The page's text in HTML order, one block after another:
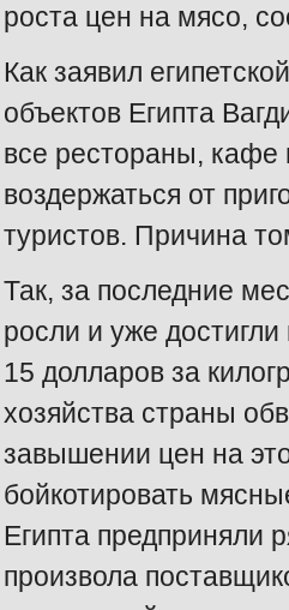
роста цен на мясо,
Как заявил
объектов Египта
все рестораны, кафе
воздержаться от
туристов. Причина
Так, за последние
росли и уже
15 долларов за
хозяйства страны
завышении цен на
бойкотировать
Египта предприняли
произвола